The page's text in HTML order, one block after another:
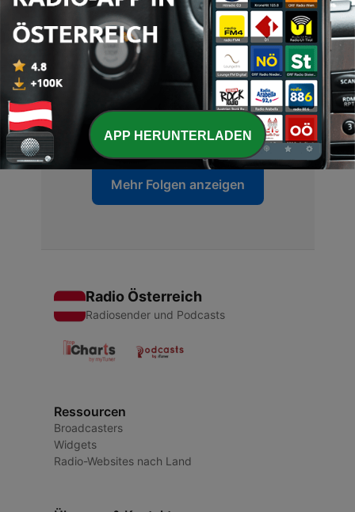
27 - Raat Ke Fasaane
19 Nov. 2022
Sham W Sangeet
04 Okt. 2022
NonStop Arijit Singh P2
03 Okt. 2022
Mehr Folgen anzeigen
Radio Österreich
Radiosender und Podcasts
Ressourcen
Broadcasters
Widgets
Radio-Websites nach Land
APP HERUNTERLADEN